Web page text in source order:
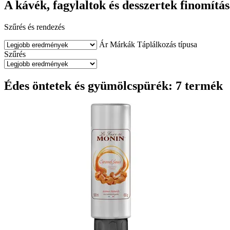
A kávék, fagylaltok és desszertek
Szűrés és rendezés
Ár Márkák Táplálkozás típusa
Szűrés
Édes öntetek és gyümölcspürék: 7 termék